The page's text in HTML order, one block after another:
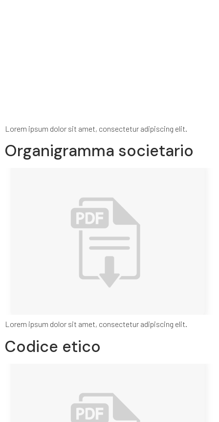
Lorem ipsum dolor sit amet, consectetur adipiscing elit.
Organigramma societario
Lorem ipsum dolor sit amet, consectetur adipiscing elit.
Codice etico